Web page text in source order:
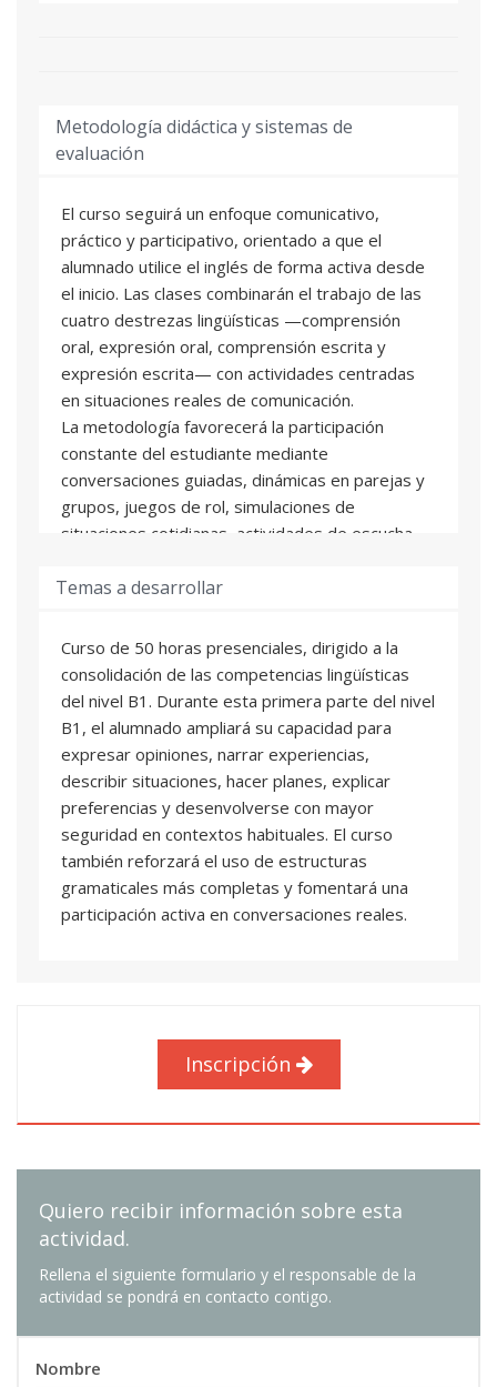
Metodología didáctica y sistemas de
evaluación
El curso seguirá un enfoque comunicativo,
práctico y participativo, orientado a que el
alumnado utilice el inglés de forma activa desde
el inicio. Las clases combinarán el trabajo de las
cuatro destrezas lingüísticas —comprensión
oral, expresión oral, comprensión escrita y
expresión escrita— con actividades centradas
en situaciones reales de comunicación.
La metodología favorecerá la participación
constante del estudiante mediante
conversaciones guiadas, dinámicas en parejas y
grupos, juegos de rol, simulaciones de
situaciones cotidianas, actividades de escucha,
textos breves. La gramática y el vocabulario se
fomentará especialmente la interacción oral, la
confianza al comunicarse y el uso progresivo de
estrategias para mantener conversaciones.
En la primera parte del curso English B1.1 –
ACTIVATE no se realizará una prueba formal de
examen final. La evaluación será continua y se
valorarán la asistencia, la participación, la
realización de tareas, el progreso observado y
los resultados obtenidos en actividades
prácticas.
Temas a desarrollar
Curso de 50 horas presenciales, dirigido a la
consolidación de las competencias lingüísticas
del nivel B1. Durante esta primera parte del nivel
B1, el alumnado ampliará su capacidad para
expresar opiniones, narrar experiencias,
describir situaciones, hacer planes, explicar
preferencias y desenvolverse con mayor
seguridad en contextos habituales. El curso
también reforzará el uso de estructuras
gramaticales más completas y fomentará una
participación activa en conversaciones reales.
Inscripción
Quiero recibir información sobre esta
actividad.
Rellena el siguiente formulario y el responsable de la
actividad se pondrá en contacto contigo.
Nombre